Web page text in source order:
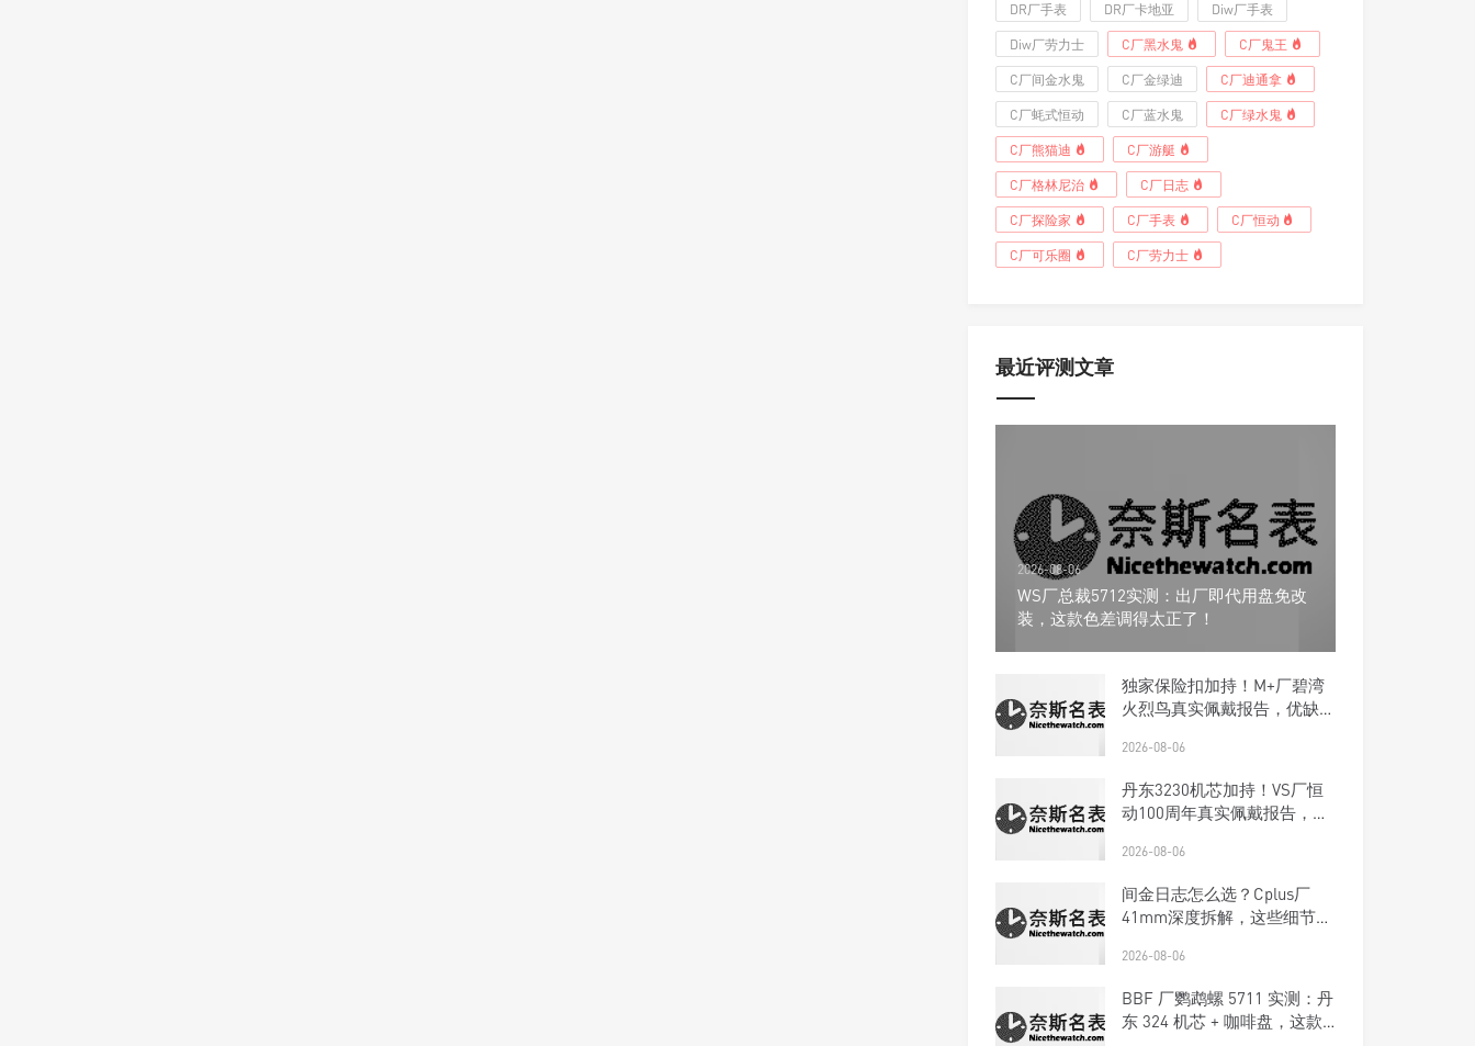
DR厂手表 DR厂卡地亚 Diw厂手表
Diw厂劳力士 C厂黑水鬼 C厂鬼王
C厂间金水鬼 C厂金绿迪 C厂迪通拿
C厂蚝式恒动 C厂蓝水鬼 C厂绿水鬼
C厂熊猫迪 C厂游艇
C厂格林尼治 C厂日志
C厂探险家 C厂手表 C厂恒动
C厂可乐圈 C厂劳力士
最近评测文章
2026-08-06
WS厂总裁5712实测：出厂即代用盘免改
装，这款色差调得太正了！
独家保险扣加持！M+厂碧湾
火烈鸟真实佩戴报告，优缺点
2026-08-06
丹东3230机芯加持！VS厂恒
动100周年真实佩戴报告，优
2026-08-06
间金日志怎么选？Cplus厂
41mm深度拆解，这些细节商
2026-08-06
BBF 厂鹦鹉螺 5711 实测：丹
东 324 机芯 + 咖啡盘，这款